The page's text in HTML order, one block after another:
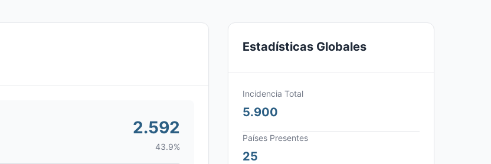
2.592
43.9%
Estadísticas Globales
Incidencia Total
5.900
Países Presentes
25